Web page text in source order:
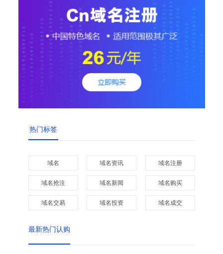
热门标签
域名 域名资讯 域名注册
域名抢注 域名新闻 域名购买
域名交易 域名投资 域名成交
最新热门认购